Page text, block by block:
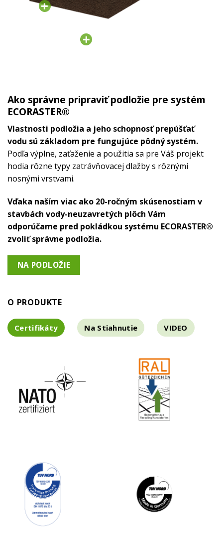
Ako správne pripraviť podložie pre systém
ECORASTER®
Vlastnosti podložia a jeho schopnosť prepúšťať
vodu sú základom pre fungujúce pôdný systém.
Podľa výplne, zaťaženie a použitia sa pre Váš projekt
hodia rôzne typy zatrávňovacej dlažby s rôznými
nosnými vrstvami.
Vďaka naším viac ako 20-ročným skúsenostiam v
stavbách vody-neuzavretých plôch Vám
odporúčame pred pokládkou systému ECORASTER®
zvoliť správne podložia.
NA PODLOŽIE
O PRODUKTE
Certifikáty Na Stiahnutie VIDEO